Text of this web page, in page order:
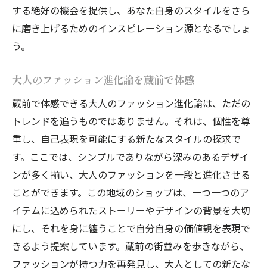
する絶好の機会を提供し、あなた自身のスタイルをさら
に磨き上げるためのインスピレーション源となるでしょ
う。
大人のファッション進化論を蔵前で体感
蔵前で体感できる大人のファッション進化論は、ただの
トレンドを追うものではありません。それは、個性を尊
重し、自己表現を可能にする新たなスタイルの探求で
す。ここでは、シンプルでありながら深みのあるデザイ
ンが多く揃い、大人のファッションを一段と進化させる
ことができます。この地域のショップは、一つ一つのア
イテムに込められたストーリーやデザインの背景を大切
にし、それを身に纏うことで自分自身の価値観を表現で
きるよう提案しています。蔵前の街並みを歩きながら、
ファッションが持つ力を再発見し、大人としての新たな